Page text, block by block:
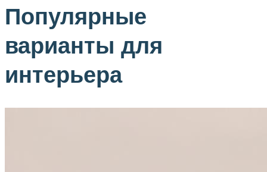
Популярные
варианты для
интерьера